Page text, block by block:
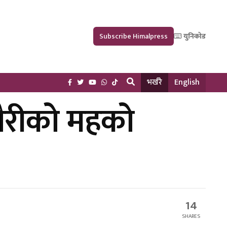
Subscribe Himalpress युनिकोड
भर्खरै English
महको
14
SHARES